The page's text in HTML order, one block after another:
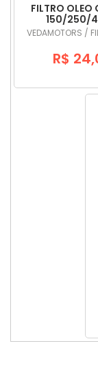
FILTRO OLEO
150/250/
VEDAMOTORS /
R$